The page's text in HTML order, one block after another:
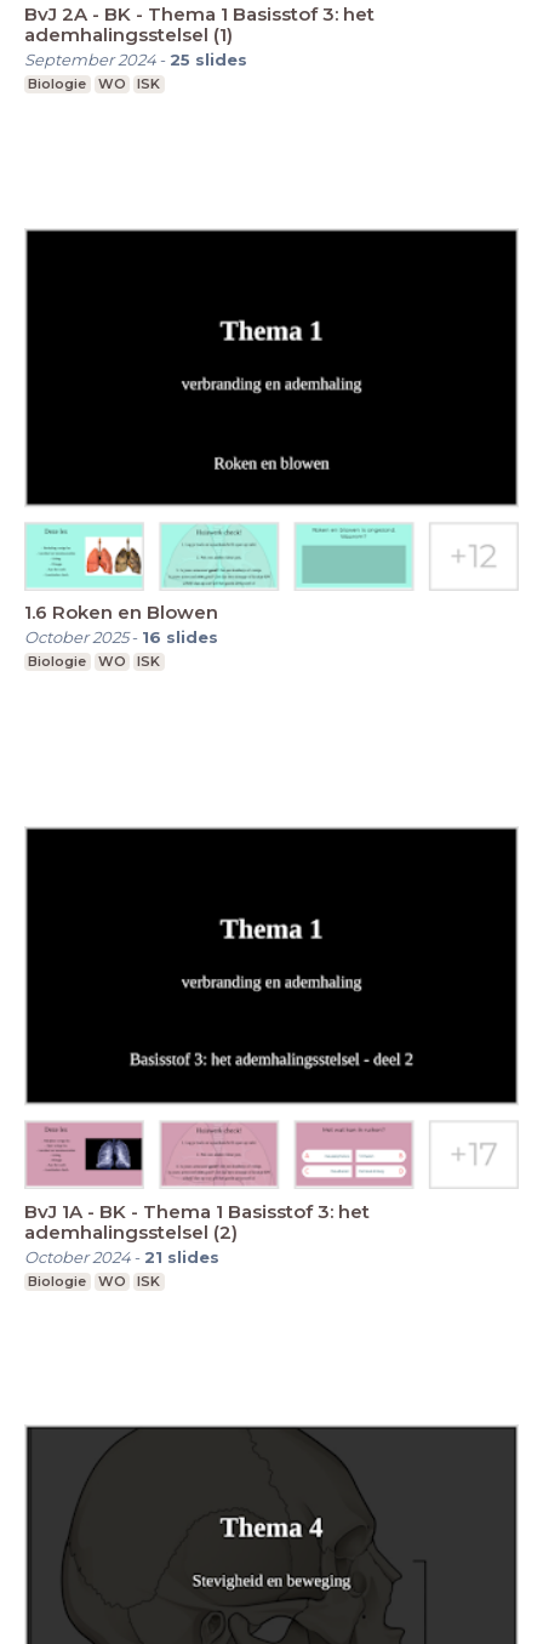
BvJ 2A - BK - Thema 1 Basisstof 3: het
ademhalingsstelsel (1)
September 2024- 25 slides
Biologie WO ISK
1.6 Roken en Blowen
October 2025- 16 slides
Biologie WO ISK
BvJ 1A - BK - Thema 1 Basisstof 3: het
ademhalingsstelsel (2)
October 2024- 21 slides
Biologie WO ISK